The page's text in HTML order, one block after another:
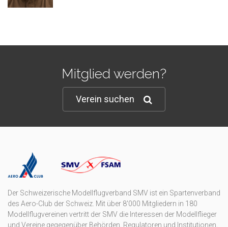
Mitglied werden?
Verein suchen
Der Schweizerische Modellflugverband SMV ist ein Spartenverband
des Aero-Club der Schweiz. Mit über 8'000 Mitgliedern in 180
Modellflugvereinen vertritt der SMV die Interessen der Modellflieger
und Vereine gegegenüber Behörden, Regulatoren und Institutionen.